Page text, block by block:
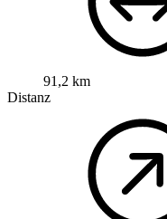
91,2 km
Distanz